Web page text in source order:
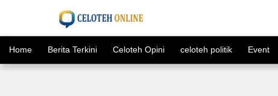
Home Berita Terkini Celoteh Opini celoteh politik Event